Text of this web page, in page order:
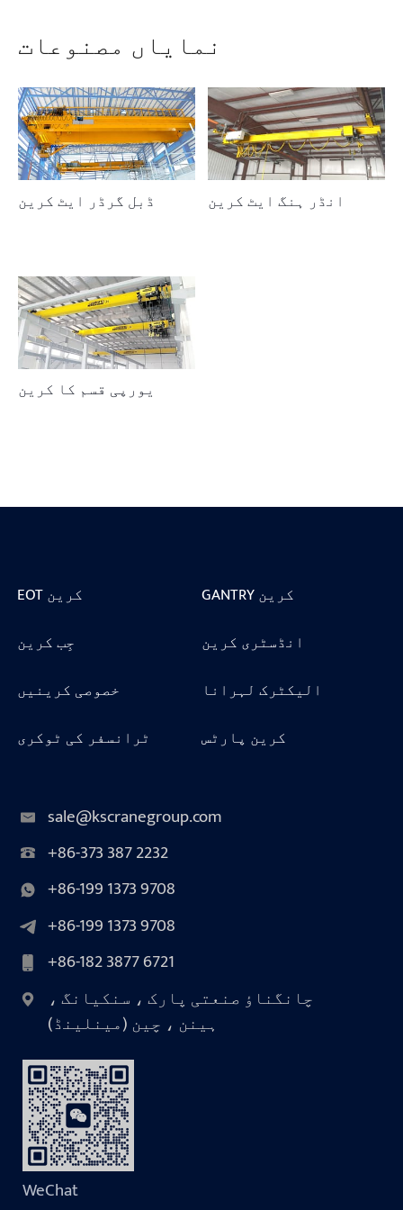
نمایاں مصنوعات
ڈبل گرڈر ایٹ کرین انڈر ہنگ ایٹ کرین
یورپی قسم کا کرین
EOT کرین
GANTRY کرین
جِب کرین
انڈسٹری کرین
خصوصی کرینیں
الیکٹرک لہرانا
ٹرانسفر کی ٹوکری
کرین پارٹس
sale@kscranegroup.com
+86-373 387 2232
+86-199 1373 9708
+86-199 1373 9708
+86-182 3877 6721
چانگناؤ صنعتی پارک ، سنکیانگ ،
ہینن ، چین (مینلینڈ)
WeChat